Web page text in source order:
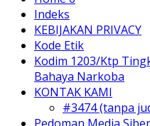
Indeks
KEBIJAKAN PRIVACY
Kode Etik
Kodim 1203/Ktp
Bahaya Narkoba
KONTAK KAMI
#3474 (tanpa